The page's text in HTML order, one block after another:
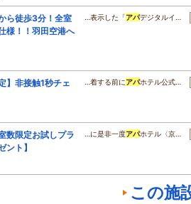
ら徒歩3分！全室
様！！羽田空港へ
…表示した「アパデジタルイ…
】非接触1秒チェ
…着する前にアパホテル公式…
数限定お試しプラ
ント】
…に是非一度アパホテル〈京…
この施